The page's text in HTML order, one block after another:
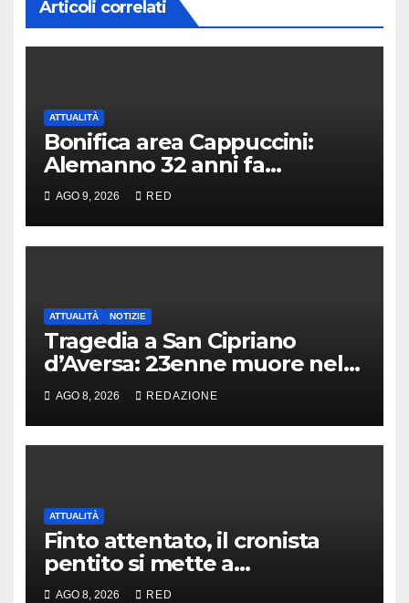
Articoli correlati
ATTUALITÀ
Bonifica area Cappuccini:
Alemanno 32 anni fa
denunciò lo scempio in
parlamento
AGO 9, 2026 RED
ATTUALITÀ NOTIZIE
Tragedia a San Cipriano
d’Aversa: 23enne muore nel
panificio
AGO 8, 2026 REDAZIONE
ATTUALITÀ
Finto attentato, il cronista
pentito si mette a
disposizione di don Patriciello
AGO 8, 2026 RED